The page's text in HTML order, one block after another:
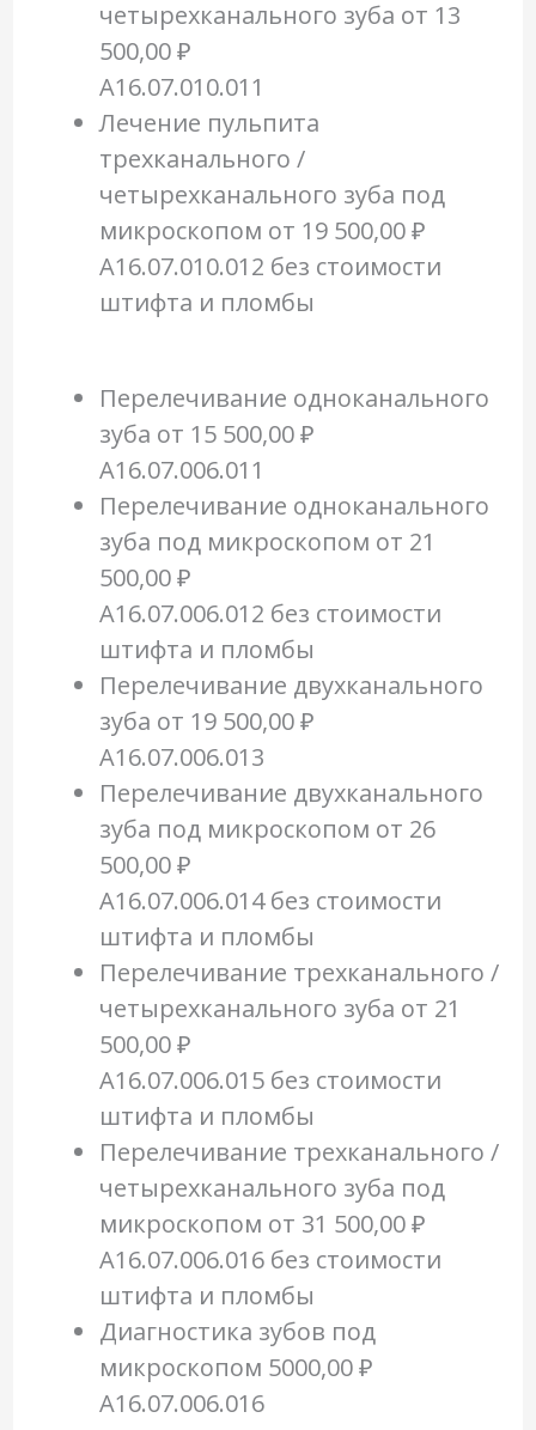
четырехканального зуба от 13
500,00 ₽
A16.07.010.011
Лечение пульпита
трехканального /
четырехканального зуба под
микроскопом от 19 500,00 ₽
A16.07.010.012 без стоимости
штифта и пломбы
Перелечивание одноканального
зуба от 15 500,00 ₽
A16.07.006.011
Перелечивание одноканального
зуба под микроскопом от 21
500,00 ₽
A16.07.006.012 без стоимости
штифта и пломбы
Перелечивание двухканального
зуба от 19 500,00 ₽
A16.07.006.013
Перелечивание двухканального
зуба под микроскопом от 26
500,00 ₽
A16.07.006.014 без стоимости
штифта и пломбы
Перелечивание трехканального /
четырехканального зуба от 21
500,00 ₽
A16.07.006.015 без стоимости
штифта и пломбы
Перелечивание трехканального /
четырехканального зуба под
микроскопом от 31 500,00 ₽
A16.07.006.016 без стоимости
штифта и пломбы
Диагностика зубов под
микроскопом 5000,00 ₽
A16.07.006.016